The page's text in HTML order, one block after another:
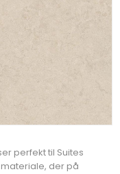
perfekt til Suites
der på